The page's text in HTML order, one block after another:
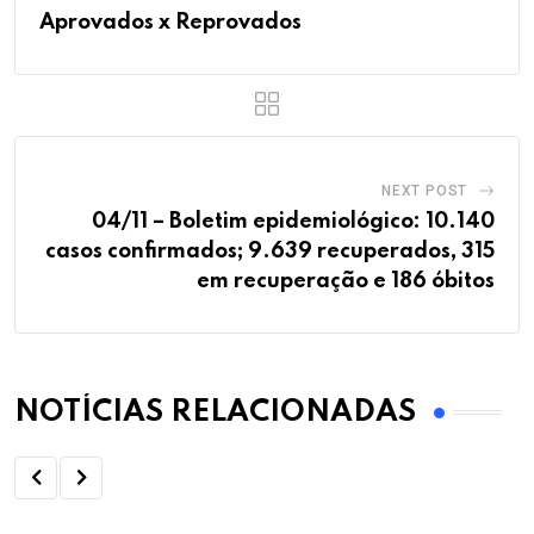
Aprovados x Reprovados
NEXT POST
04/11 – Boletim epidemiológico: 10.140
casos confirmados; 9.639 recuperados, 315
em recuperação e 186 óbitos
NOTÍCIAS RELACIONADAS